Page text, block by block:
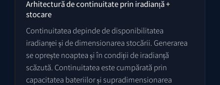
Arhitectură de continuitate prin iradianță +
stocare
Continuitatea depinde de disponibilitatea
iradianței și de dimensionarea stocării. Generarea
se oprește noaptea și în condiții de iradianță
scăzută. Continuitatea este cumpărată prin
capacitatea bateriilor și supradimensionarea